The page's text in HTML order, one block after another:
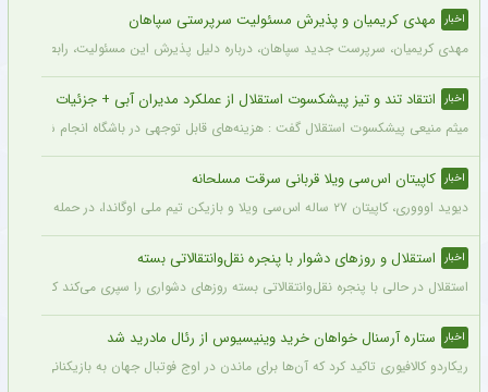
اخبار مهدی کریمیان و پذیرش مسئولیت سرپرستی سپاهان
مهدی کریمیان، سرپرست جدید سپاهان، درباره دلیل پذیرش این مسئولیت، رابطه
اخبار انتقاد تند و تیز پیشکسوت استقلال از عملکرد مدیران آبی + جزئیات
میثم منیعی پیشکسوت استقلال گفت : هزینه‌های قابل توجهی در باشگاه انجام شده، اما
اخبار کاپیتان اس‌سی ویلا قربانی سرقت مسلحانه
دیوید اوووری، کاپیتان ۲۷ ساله اس‌سی ویلا و بازیکن تیم ملی اوگاندا، در حمله سارقان در نزدیکی خانه‌اش در کامپالا جان خود را از دست داد.
اخبار استقلال و روزهای دشوار با پنجره نقل‌وانتقالاتی بسته
استقلال در حالی با پنجره نقل‌وانتقالاتی بسته روزهای دشواری را سپری می‌کند که در
اخبار ستاره آرسنال خواهان خرید وینیسیوس از رئال مادرید شد
ریکاردو کالافیوری تاکید کرد که آن‌ها برای ماندن در اوج فوتبال جهان به بازیکنانی در